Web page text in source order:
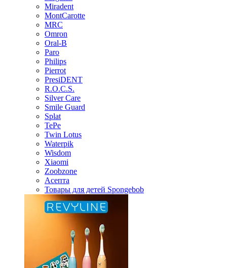
Miradent
MontCarotte
MRC
Omron
Oral-B
Paro
Philips
Pierrot
PresiDENT
R.O.C.S.
Silver Care
Smile Guard
Splat
TePe
Twin Lotus
Waterpik
Wisdom
Xiaomi
Zoobzone
Асепта
Товары для детей Spongebob